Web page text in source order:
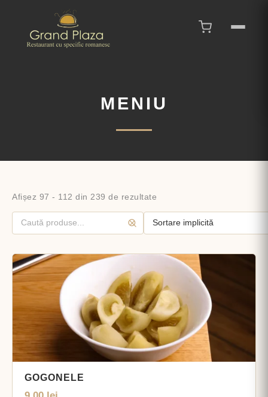
MENIU
Afișez 97 - 112 din 239 de rezultate
GOGONELE